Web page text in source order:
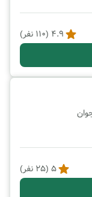
4.9
(
110 نفر)
5
(
25 نفر)